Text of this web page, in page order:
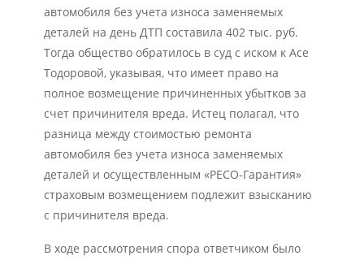
автомобиля без учета износа заменяемых
деталей на день ДТП составила 402 тыс. руб.
Тогда общество обратилось в суд с иском к Асе
Тодоровой, указывая, что имеет право на
полное возмещение причиненных убытков за
счет причинителя вреда. Истец полагал, что
разница между стоимостью ремонта
автомобиля без учета износа заменяемых
деталей и осуществленным «РЕСО-Гарантия»
страховым возмещением подлежит взысканию
с причинителя вреда.
В ходе рассмотрения спора ответчиком было